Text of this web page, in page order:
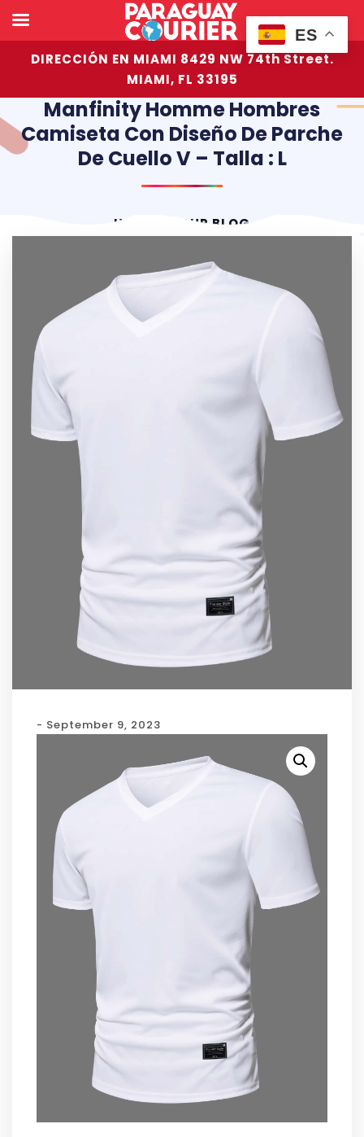
DIRECCIÓN EN MIAMI 8429 NW 74th Street.
MIAMI, FL 33195
Manfinity Homme Hombres
Camiseta Con Diseño De Parche
De Cuello V – Talla : L
HOME OUR BLOG
- September 9, 2023
ES